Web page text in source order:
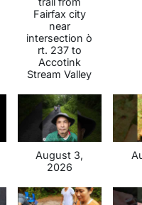
Fairfax city
near
intersection ò
rt. 237 to
Accotink
Stream Valley
August 3,
2026